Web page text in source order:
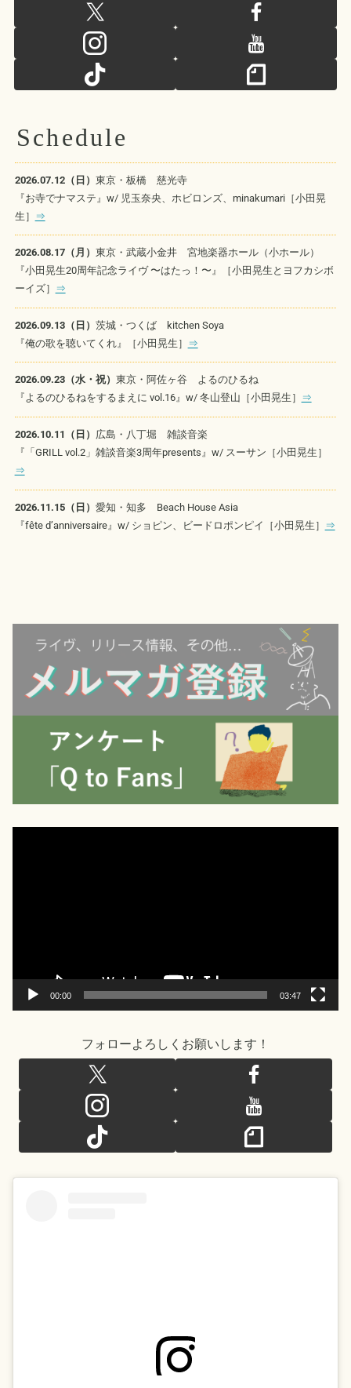
Schedule
2026.07.12（日） 東京・板橋 慈光寺
『お寺でナマステ』w/ 児玉奈央、ホビロンズ、minakumari［小田晃
生］ ⇒
2026.08.17（月） 東京・武蔵小金井 宮地楽器ホール（小ホール）
『小田晃生20周年記念ライヴ 〜はたっ！〜』［小田晃生とヨフカシボ
ーイズ］ ⇒
2026.09.13（日） 茨城・つくば kitchen Soya
『俺の歌を聴いてくれ』［小田晃生］ ⇒
2026.09.23（水・祝） 東京・阿佐ヶ谷 よるのひるね
『よるのひるねをするまえに vol.16』w/ 冬山登山［小田晃生］ ⇒
2026.10.11（日） 広島・八丁堀 雑談音楽
『「GRILL vol.2」雑談音楽3周年presents』w/ スーサン［小田晃生］
⇒
2026.11.15（日） 愛知・知多 Beach House Asia
『fête d’anniversaire』w/ ショピン、ビードロポンピイ［小田晃生］ ⇒
00:00 03:47
フォローよろしくお願いします！